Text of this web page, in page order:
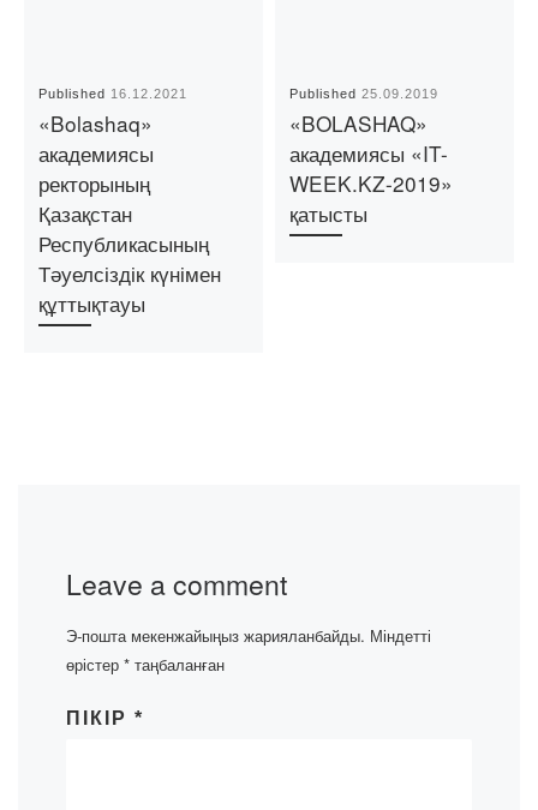
Published 16.12.2021
«Bolashaq»
академиясы
ректорының
Қазақстан
Республикасының
Тәуелсіздік күнімен
құттықтауы
Published25.09.2019
«BOLASHAQ»
академиясы «IT-
WEEK.KZ-2019»
қатысты
Leave a comment
Э-пошта мекенжайыңыз жарияланбайды. Міндетті
өрістер * таңбаланған
ПІКІР *